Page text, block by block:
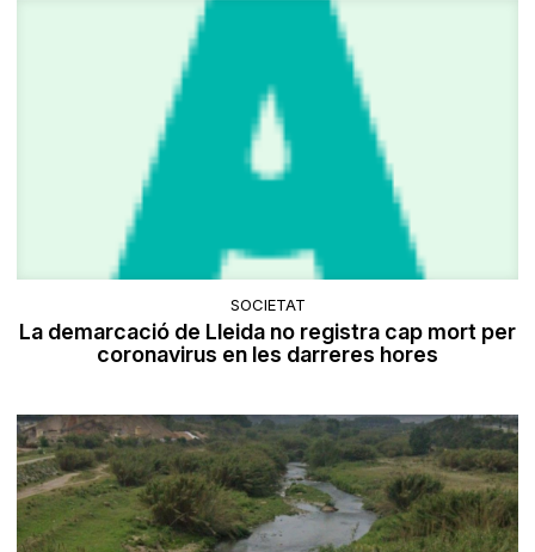
SOCIETAT
La demarcació de Lleida no registra cap mort per
coronavirus en les darreres hores